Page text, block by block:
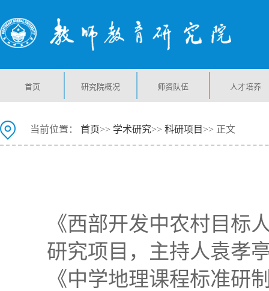
首页 研究院概况 师资队伍 人才培养
当前位置： 首页>> 学术研究>> 科研项目 >> 正文
《西部开发中农村目标
研究项目，主持人袁孝
《中学地理课程标准研